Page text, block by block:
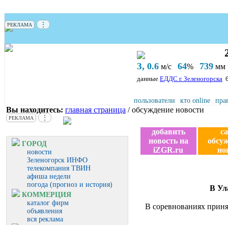
РЕКЛАМА ⋮
З, 0.6 м/с 64% 739 мм
данные ЕДДС г. Зеленогорска
пользователи кто online
Вы находитесь: главная страница / обсуждение новости
РЕКЛАМА ⋮
ГОРОД
новости
Зеленогорск ИНФО
телекомпания ТВИН
афиша недели
погода (прогноз и история)
КОММЕРЦИЯ
каталог фирм
объявления
вся реклама
добавить
новость на
iZGR.ru
В
В соревнованиях